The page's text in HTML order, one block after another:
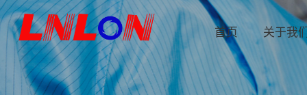
首页 关于我